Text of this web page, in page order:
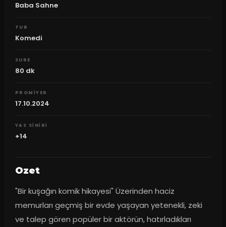
Baba Sahne
TUR
Komedi
SURE
80 dk
PROMIYER
17.10.2024
YAS SINIRI
+14
Ozet
"Bir kuşağın komik hikayesi" Üzerinden haciz
memurları geçmiş bir evde yaşayan yetenekli, zeki
ve talep gören popüler bir aktörün, hatırladıkları